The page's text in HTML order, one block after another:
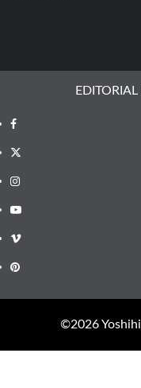
Facebook
X
Instagram
Youtube
Vimeo
Pinterest
©︎2026